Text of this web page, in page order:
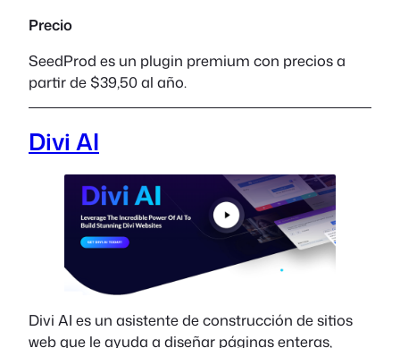
Precio
SeedProd es un plugin premium con precios a
partir de $39,50 al año.
Divi AI
Divi AI es un asistente de construcción de sitios
web que le ayuda a diseñar páginas enteras,